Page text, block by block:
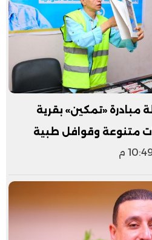
مبادرة «تمكين» بقرية
متنوعة وقوافل طبية